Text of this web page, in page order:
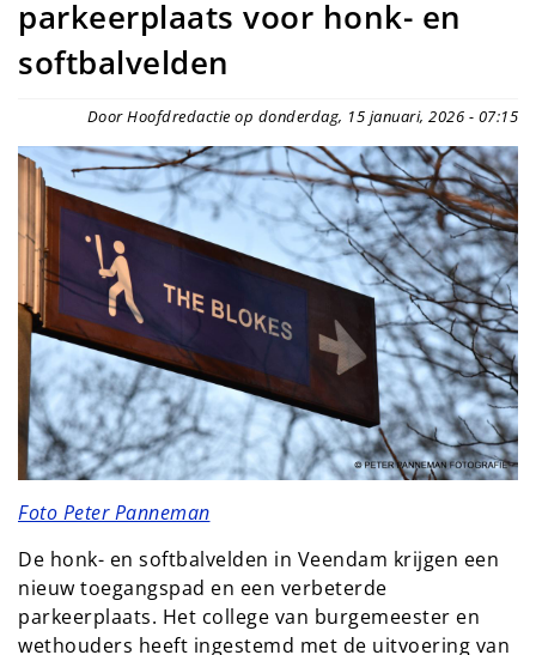
parkeerplaats voor honk- en
softbalvelden
Door Hoofdredactie op donderdag, 15 januari, 2026 - 07:15
Foto Peter Panneman
De honk- en softbalvelden in Veendam krijgen een
nieuw toegangspad en een verbeterde
parkeerplaats. Het college van burgemeester en
wethouders heeft ingestemd met de uitvoering van